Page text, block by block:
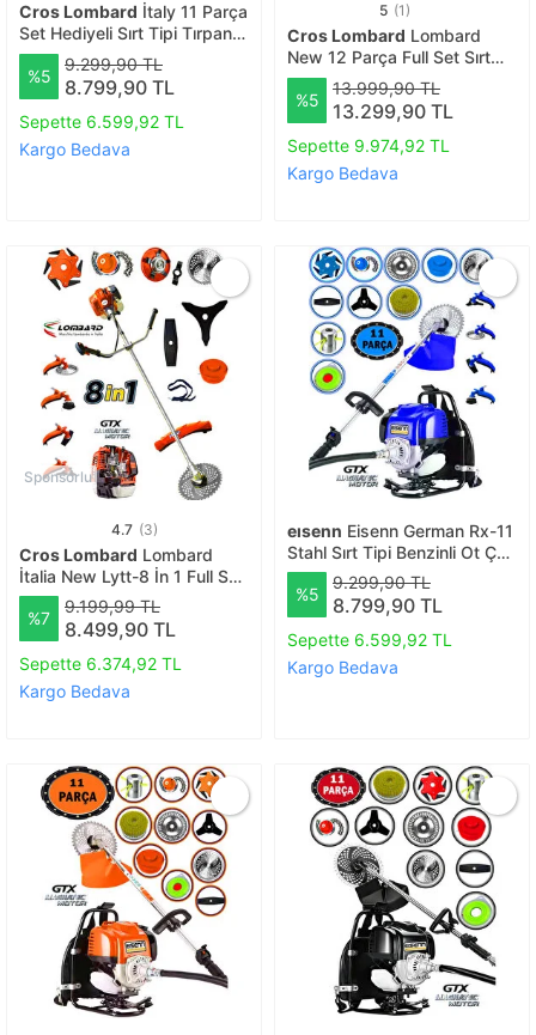
Cros Lombard İtaly 11 Parça
Set Hediyeli Sırt Tipi Tırpan
Benzinli Ot Çalı Çim Biçme
Makinası Güçlü Yüksek
Performans
%5
9.299,90 TL
8.799,90 TL
Sepette 6.599,92 TL
Kargo Bedava
5 (1)
Cros Lombard Lombard
New 12 Parça Full Set Sırt
Tırpan + Zeytin Toplama +
Çapalama Seti
%5
13.999,90 TL
13.299,90 TL
Sepette 9.974,92 TL
Kargo Bedava
Sponsorlu
4.7 (3)
Cros Lombard Lombard
İtalia New Lytt-8 İn 1 Full Set
Hediyeli Yan Tipi 20HPX
Benzinli Motorlu Ot Çalı
Tırpanı Çim Biçme Makinesi
%7
9.199,99 TL
8.499,90 TL
Sepette 6.374,92 TL
Kargo Bedava
eısenn Eisenn German Rx-11
Stahl Sırt Tipi Benzinli Ot Çalı
Çim Biçme Tırpanı+ 11 Pcs
Full Set Hali Yıkamalı
%5
9.299,90 TL
8.799,90 TL
Sepette 6.599,92 TL
Kargo Bedava